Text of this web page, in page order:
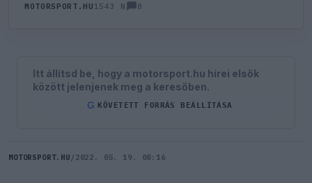
MOTORSPORT.HU 1543 N 0
Itt állítsd be, hogy a motorsport.hu hírei elsők
között jelenjenek meg a keresőben.
G KÖVETETT FORRÁS BEÁLLÍTÁSA
MOTORSPORT.HU / 2022. 05. 19. 08:16